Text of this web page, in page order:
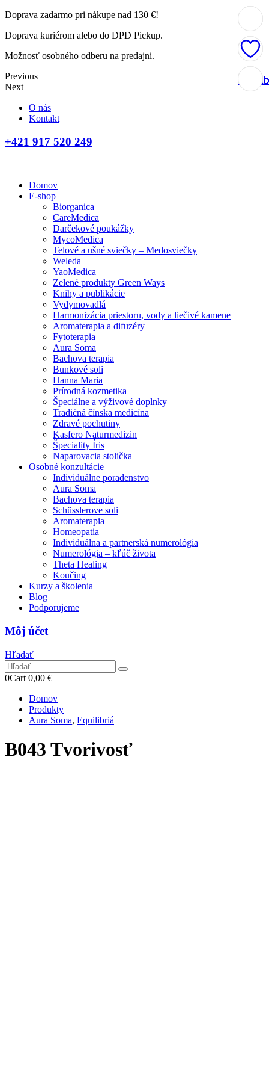
Doprava zadarmo pri nákupe nad 130 €!
Doprava kuriérom alebo do DPD Pickup.
Možnosť osobného odberu na predajni.
Previous
Next
O nás
Kontakt
+421 917 520 249
Domov
E-shop
Biorganica
CareMedica
Darčekové poukážky
MycoMedica
Telové a ušné sviečky – Medosviečky
Weleda
YaoMedica
Zelené produkty Green Ways
Knihy a publikácie
Vydymovadlá
Harmonizácia priestoru, vody a liečivé kamene
Aromaterapia a difuzéry
Fytoterapia
Aura Soma
Bachova terapia
Bunkové soli
Hanna Maria
Prírodná kozmetika
Špeciálne a výživové doplnky
Tradičná čínska medicína
Zdravé pochutiny
Kasfero Naturmedizin
Špeciality Íris
Naparovacia stolička
Osobné konzultácie
Individuálne poradenstvo
Aura Soma
Bachova terapia
Schüsslerove soli
Aromaterapia
Homeopatia
Individuálna a partnerská numerológia
Numerológia – kľúč života
Theta Healing
Koučing
Kurzy a školenia
Blog
Podporujeme
Môj účet
Hľadať
0Cart 0,00 €
Domov
Produkty
Aura Soma, Equilibriá
B043 Tvorivosť